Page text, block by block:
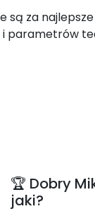
są za
parametrów
🏆 Dobry
jaki?